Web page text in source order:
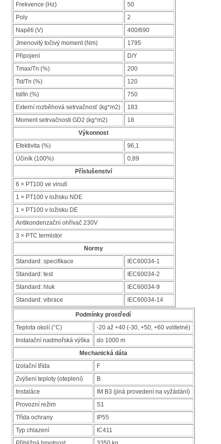
Frekvence (Hz)
50
Poly
2
Napětí (V)
400/690
Jmenovitý točivý moment (Nm)
1795
Připojení
D/Y
Tmax/Tn (%)
200
Tst/Tn (%)
120
Ist/In (%)
750
Externí rozběhová setrvačnosť (kg*m2)
183
Moment setrvačnosti GD2 (kg*m2)
18
Výkonnost
Efektivita (%)
96,1
Účiník (100%)
0,89
Příslušenství
6 × PT100 ve vinutí
1 × PT100 v ložisku NDE
1 × PT100 v ložisku DE
Antikondenzační ohřívač 230V
3 × PTC termistor
Normy
Standard: specifikace
IEC60034-1
Standard: test
IEC60034-2
Standard: hluk
IEC60034-9
Standard: vibrace
IEC60034-14
Podmínky prostředí
Teplota okolí (°C)
-20 až +40 (-30, +50, +60 volitelné)
Instalační nadmořská výška
do 1000 m
Mechanická dáta
Izolační třída
F
Zvýšení teploty (oteplení)
B
Instaláce
IM B3 (jiná provedení na vyžádání)
Provozní režim
S1
Třída ochrany
IP55
Typ chlazení
IC411